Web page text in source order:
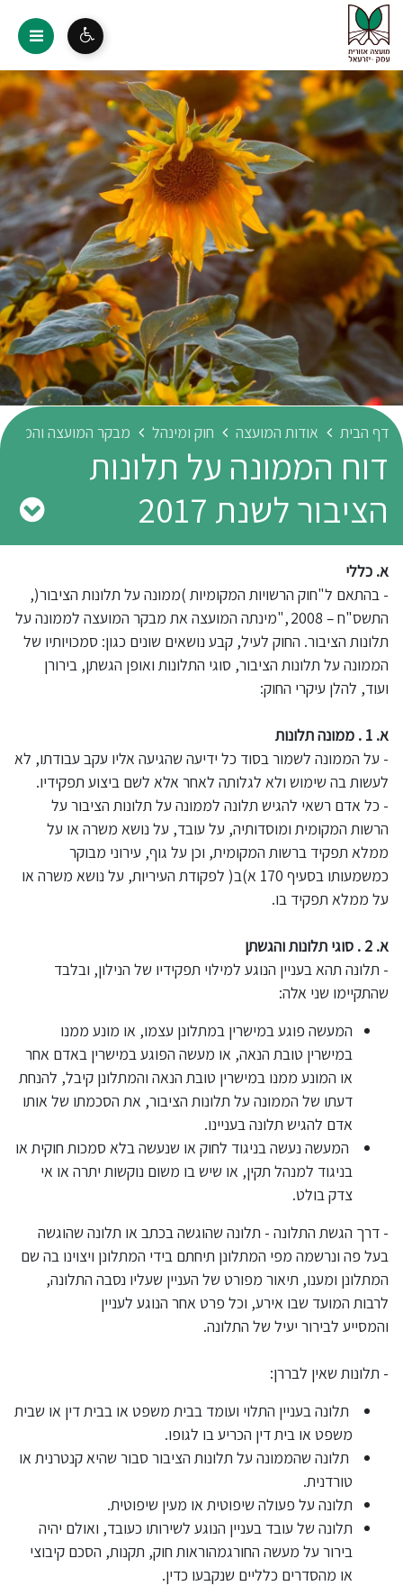
דף הבית אודות המועצה חוק ומינהל מבקר המועצה
דוח הממונה על תלונות
הציבור לשנת 2017
א. כללי
- בהתאם ל"חוק הרשויות המקומיות )ממונה על תלונות הציבור(,
התשס"ח – 2008 ,"מינתה המועצה את מבקר המועצה לממונה על
תלונות הציבור. החוק לעיל, קבע נושאים שונים כגון: סמכויותיו של
הממונה על תלונות הציבור, סוגי התלונות ואופן הגשתן, בירורן
ועוד, להלן עיקרי החוק:
א. 1 . ממונה תלונות
- על הממונה לשמור בסוד כל ידיעה שהגיעה אליו עקב עבודתו, לא
לעשות בה שימוש ולא לגלותה לאחר אלא לשם ביצוע תפקידיו.
- כל אדם רשאי להגיש תלונה לממונה על תלונות הציבור על
הרשות המקומית ומוסדותיה, על עובד, על נושא משרה או על
ממלא תפקיד ברשות המקומית, וכן על גוף, עירוני מבוקר
כמשמעותו בסעיף 170 א)ב( לפקודת העיריות, על נושא משרה או
על ממלא תפקיד בו.
א. 2 . סוגי תלונות והגשתן
- תלונה תהא בעניין הנוגע למילוי תפקידיו של הנילון, ובלבד
שהתקיימו שני אלה:
המעשה פוגע במישרין במתלונן עצמו, או מונע ממנו
במישרין טובת הנאה, או מעשה הפוגע במישרין באדם אחר
או המונע ממנו במישרין טובת הנאה והמתלונן קיבל, להנחת
דעתו של הממונה על תלונות הציבור, את הסכמתו של אותו
אדם להגיש תלונה בעניינו.
המעשה נעשה בניגוד לחוק או שנעשה בלא סמכות חוקית או
בניגוד למנהל תקין, או שיש בו משום נוקשות יתרה או אי
צדק בולט.
- דרך הגשת התלונה - תלונה שהוגשה בכתב או תלונה שהוגשה
בעל פה ונרשמה מפי המתלונן תיחתם בידי המתלונן ויצוינו בה שם
המתלונן ומענו, תיאור מפורט של העניין שעליו נסבה התלונה,
לרבות המועד שבו אירע, וכל פרט אחר הנוגע לעניין
והמסייע לבירור יעיל של התלונה.
- תלונות שאין לבררן:
תלונה בעניין התלוי ועומד בבית משפט או בבית דין או שבית
משפט או בית דין הכריע בו לגופו.
תלונה שהממונה על תלונות הציבור סבור שהיא קנטרנית או
טורדנית.
תלונה על פעולה שיפוטית או מעין שיפוטית.
תלונה של עובד בעניין הנוגע לשירותו כעובד, ואולם יהיה
בירור על מעשה החורגמהוראות חוק, תקנות, הסכם קיבוצי
או מהסדרים כלליים שנקבעו כדין.